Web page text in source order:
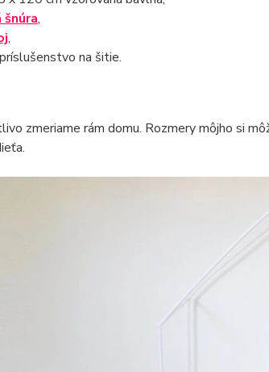
šnúra,
,
na šitie.
zmeriame rám domu. Rozmery môjho si